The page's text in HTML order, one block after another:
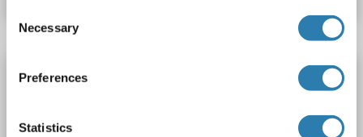
Selection
Necessary
Preferences
Statistics
PRSS16 Antikörper (AA 52-81) (HRP)
Wirt: Kaninchen